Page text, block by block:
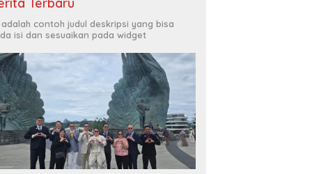
adalah contoh judul deskripsi yang bisa
isi dan sesuaikan pada widget